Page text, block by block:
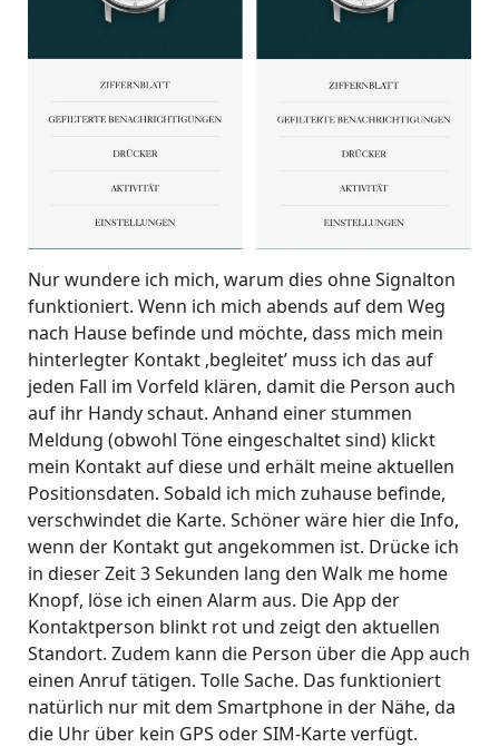
Nur wundere ich mich, warum dies ohne Signalton
funktioniert. Wenn ich mich abends auf dem Weg
nach Hause befinde und möchte, dass mich mein
hinterlegter Kontakt ‚begleitet’ muss ich das auf
jeden Fall im Vorfeld klären, damit die Person auch
auf ihr Handy schaut. Anhand einer stummen
Meldung (obwohl Töne eingeschaltet sind) klickt
mein Kontakt auf diese und erhält meine aktuellen
Positionsdaten. Sobald ich mich zuhause befinde,
verschwindet die Karte. Schöner wäre hier die Info,
wenn der Kontakt gut angekommen ist. Drücke ich
in dieser Zeit 3 Sekunden lang den Walk me home
Knopf, löse ich einen Alarm aus. Die App der
Kontaktperson blinkt rot und zeigt den aktuellen
Standort. Zudem kann die Person über die App auch
einen Anruf tätigen. Tolle Sache. Das funktioniert
natürlich nur mit dem Smartphone in der Nähe, da
die Uhr über kein GPS oder SIM-Karte verfügt.